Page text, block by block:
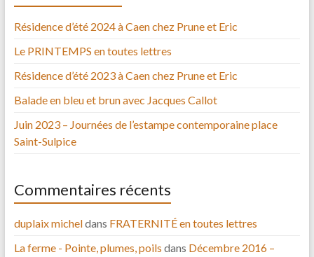
Résidence d’été 2024 à Caen chez Prune et Eric
Le PRINTEMPS en toutes lettres
Résidence d’été 2023 à Caen chez Prune et Eric
Balade en bleu et brun avec Jacques Callot
Juin 2023 – Journées de l’estampe contemporaine place
Saint-Sulpice
Commentaires récents
duplaix micheldans FRATERNITÉ en toutes lettres
La ferme - Pointe, plumes, poils dans Décembre 2016 –